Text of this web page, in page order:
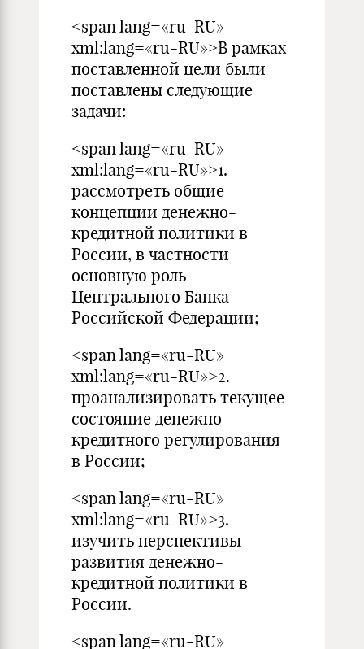
<span lang=«ru-RU»
xml:lang=«ru-RU»>В рамках
поставленной цели были
поставлены следующие
задачи:
<span lang=«ru-RU»
xml:lang=«ru-RU»>1.
рассмотреть общие
концепции денежно-
кредитной политики в
России, в частности
основную роль
Центрального Банка
Российской Федерации;
<span lang=«ru-RU»
xml:lang=«ru-RU»>2.
проанализировать текущее
состояние денежно-
кредитного регулирования
в России;
<span lang=«ru-RU»
xml:lang=«ru-RU»>3.
изучить перспективы
развития денежно-
кредитной политики в
России.
<span lang=«ru-RU»